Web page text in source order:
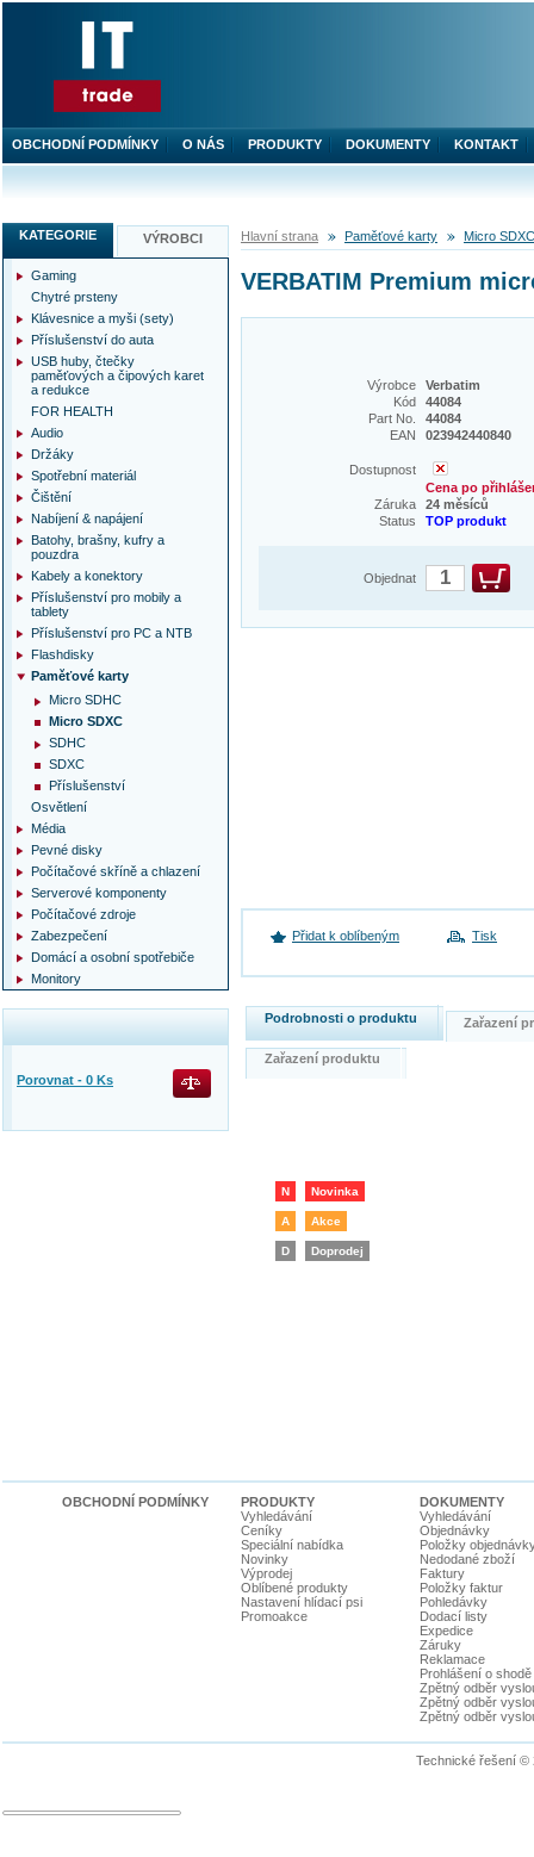
Hlavní strana Paměťové karty Micro SDXC
VERBATIM Premium
Výrobce
Verbatim
Kód
44084
Part No.
44084
EAN
023942440840
Dostupnost
Cena po
Záruka
24 měsíců
Status
TOP produkt
Objednat
Přidat k oblíbeným Tisk
Podrobnosti o produktu Zařazení
Zařazení produktu
N Novinka
A Akce
D Doprodej
KATEGORIE VÝROBCI
Gaming
Chytré prsteny
Klávesnice a myši (sety)
Příslušenství do auta
USB huby, čtečky
paměťových a čipových karet
a redukce
FOR HEALTH
Audio
Držáky
Spotřební materiál
Čištění
Nabíjení & napájení
Batohy, brašny, kufry a
pouzdra
Kabely a konektory
Příslušenství pro mobily a
tablety
Příslušenství pro PC a NTB
Flashdisky
Paměťové karty
Micro SDHC
Micro SDXC
SDHC
SDXC
Příslušenství
Osvětlení
Média
Pevné disky
Počítačové skříně a chlazení
Serverové komponenty
Počítačové zdroje
Zabezpečení
Domácí a osobní spotřebiče
Monitory
Porovnat - 0 Ks
OBCHODNÍ PODMÍNKY O NÁS PRODUKTY DOKUMENTY KONTAKT
OBCHODNÍ PODMÍNKY
PRODUKTY
Vyhledávání
Ceníky
Speciální nabídka
Novinky
Výprodej
Oblíbené produkty
Nastavení hlídací psi
Promoakce
DOKUMENTY
Vyhledávání
Objednávky
Položky
Nedodané zboží
Faktury
Položky faktur
Pohledávky
Dodací listy
Expedice
Záruky
Reklamace
Prohlášení o shodě
Zpětný odběr
Zpětný odběr
Zpětný odběr
Technické řešení ©